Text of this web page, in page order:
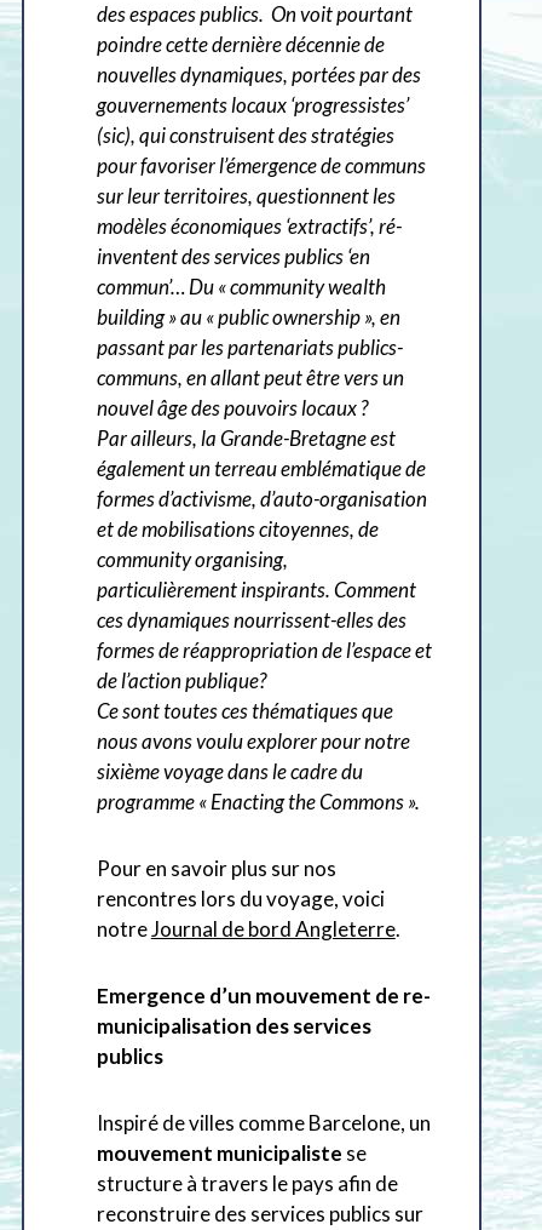
des espaces publics. On voit pourtant
poindre cette dernière décennie de
nouvelles dynamiques, portées par des
gouvernements locaux ‘progressistes’
(sic), qui construisent des stratégies
pour favoriser l’émergence de communs
sur leur territoires, questionnent les
modèles économiques ‘extractifs’, ré-
inventent des services publics ‘en
commun’… Du « community wealth
building » au « public ownership », en
passant par les partenariats publics-
communs, en allant peut être vers un
nouvel âge des pouvoirs locaux ?
Par ailleurs, la Grande-Bretagne est
également un terreau emblématique de
formes d’activisme, d’auto-organisation
et de mobilisations citoyennes, de
community organising,
particulièrement inspirants. Comment
ces dynamiques nourrissent-elles des
formes de réappropriation de l’espace et
de l’action publique?
Ce sont toutes ces thématiques que
nous avons voulu explorer pour notre
sixième voyage dans le cadre du
programme « Enacting the Commons ».
Pour en savoir plus sur nos
rencontres lors du voyage, voici
notreJournal de bord Angleterre.
Emergence d’un mouvement de re-
municipalisation des services
publics
Inspiré de villes comme Barcelone, un
mouvement municipaliste se
structure à travers le pays afin de
reconstruire des services publics sur